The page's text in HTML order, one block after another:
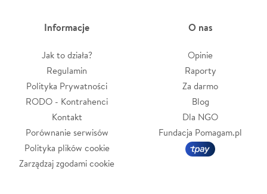
Informacje
Jak to działa?
Regulamin
Polityka Prywatności
RODO - Kontrahenci
Kontakt
Porównanie serwisów
Polityka plików cookie
Zarządzaj zgodami cookie
O nas
Opinie
Raporty
Za darmo
Blog
Dla NGO
Fundacja Pomagam.pl